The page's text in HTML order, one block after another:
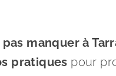
manquer à
pratiques pour